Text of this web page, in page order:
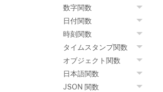
数字関数
日付関数
時刻関数
タイムスタンプ関数
オブジェクト関数
日本語関数
JSON 関数